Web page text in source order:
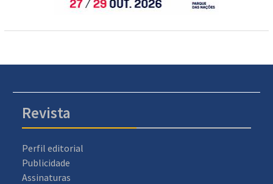
Revista
Perfil editorial
Publicidade
Assinaturas